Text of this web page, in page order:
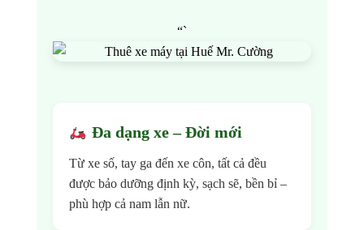
“`
Đa dạng xe – Đời mới
Từ xe số, tay ga đến xe côn, tất cả đều
được bảo dưỡng định kỳ, sạch sẽ, bền bỉ –
phù hợp cả nam lẫn nữ.